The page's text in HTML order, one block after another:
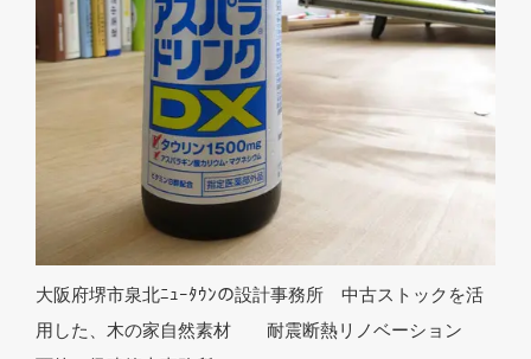
大阪府堺市泉北ﾆｭｰﾀｳﾝの設計事務所 中古ストックを活
用した、木の家自然素材 耐震断熱リノベーション